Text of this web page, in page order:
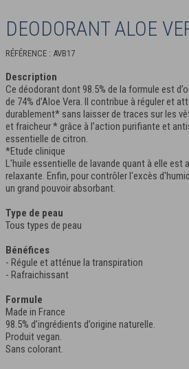
DEODORANT ALOE
RÉFÉRENCE : AVB17
Description
Ce déodorant dont 98.5% de la formule est
de 74% d’Aloe Vera. Il contribue à réguler et
durablement* sans laisser de traces sur les
et fraicheur * grâce à l’action purifiante et
essentielle de citron.
*Etude clinique
L'huile essentielle de lavande quant à elle
relaxante. Enfin, pour contrôler l'excès
un grand pouvoir absorbant.
Type de peau
Tous types de peau
Bénéfices
- Régule et atténue la transpiration
- Rafraichissant
Formule
Made in France
98.5% d’ingrédients d’origine naturelle.
Produit vegan.
Sans colorant.